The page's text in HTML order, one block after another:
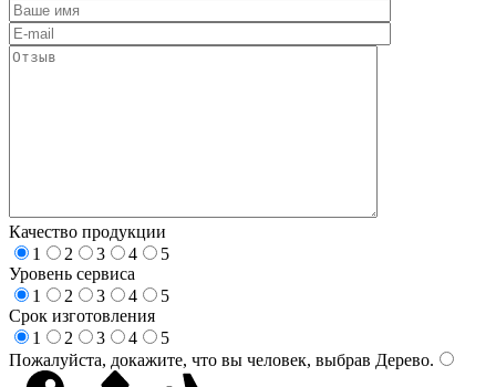
Качество продукции
1
2 3 4
5
Уровень сервиса
1
2 3 4
5
Срок изготовления
1
2 3 4
5
Пожалуйста, докажите, что вы человек, выбрав Дерево.